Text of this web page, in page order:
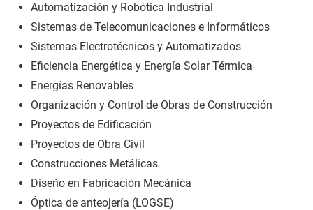
Automatización y Robótica Industrial
Sistemas de Telecomunicaciones e Informáticos
Sistemas Electrotécnicos y Automatizados
Eficiencia Energética y Energía Solar Térmica
Energías Renovables
Organización y Control de Obras de Construcción
Proyectos de Edificación
Proyectos de Obra Civil
Construcciones Metálicas
Diseño en Fabricación Mecánica
Óptica de anteojería (LOGSE)